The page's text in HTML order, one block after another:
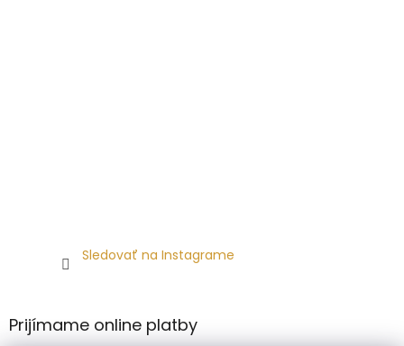
Sledovať na Instagrame
Prijímame online platby